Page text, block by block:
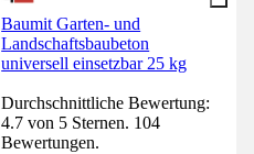
Baumit Garten- und
Landschaftsbaubeton
universell einsetzbar 25 kg
Durchschnittliche Bewertung:
4.7 von 5 Sternen. 104
Bewertungen.